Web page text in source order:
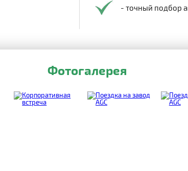
- точный подбор
Фотогалерея